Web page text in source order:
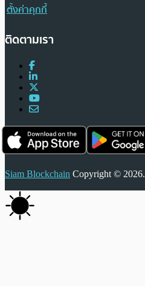
ตั้งค่าคุกกี้
ติดตามเรา
Siam Blockchain Copyright © 2026.